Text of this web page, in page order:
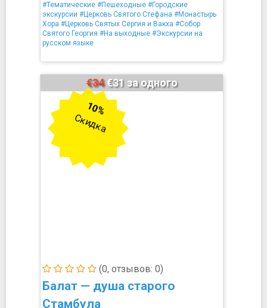
#Тематические #Пешеходные #Городские
экскурсии #Церковь Святого Стефана #Монастырь
Хора #Церковь Святых Сергия и Вакха #Собор
Святого Георгия #На выходные #Экскурсии на
русском языке
(0, отзывов: 0)
Балат — душа старого
Стамбула
€34€31 за одного
10%
Скидка